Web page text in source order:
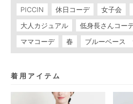
PICCIN 休日コーデ 女子会
大人カジュアル
低身長さんコー
ママコーデ
春 ブルーベース
着用アイテム